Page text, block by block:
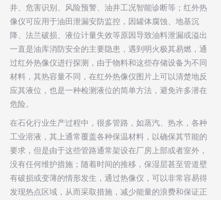
井、危害识别、风险预警、油井工况智能诊断等；红外热
像仪可应用于油田泄漏安防监控，因罐体腐蚀、地基沉
降、法兰破损、液位计量失效等原因导致油料泄漏或溢出
一直是油库消防安全的主要隐患，遇到明火极其易燃，通
过红外热像仪进行探测，由于物料和这些存储设备为不同
材料，其热容量不同，在红外热像仪图片上可以清楚地反
应其液位，也是一种检测液位的简单方法，避免许多潜在
危险。
在石化行业生产过程中，很多管路，如蒸汽、热水，各种
工业溶液，其上通常覆盖各种保温材料，以确保其节能的
要求，但是由于这些管路通常架设在厂房上部或者室外，
没有任何维护措施；随着时间的推移，保湿层甚至管道壁
有破损或变薄的情形发生，通过热像仪，可以非常容易得
发现热点区域，从而采取措施，减少能量的浪费和保证正